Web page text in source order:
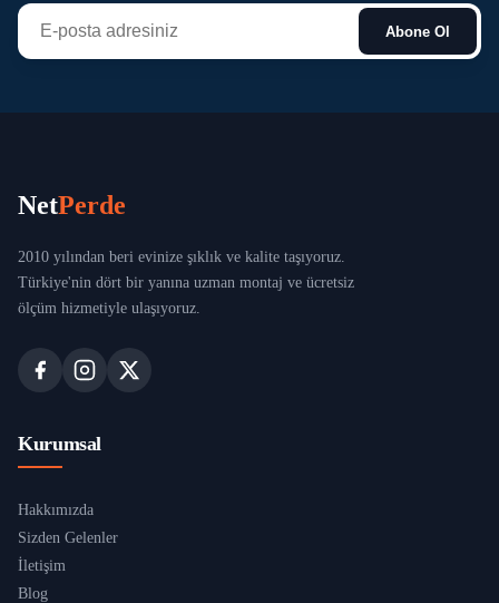
Şile
Ümraniye
Üsküdar
Zeytinburnu
Abone Ol
NetPerde
2010 yılından beri evinize şıklık ve kalite taşıyoruz.
Türkiye'nin dört bir yanına uzman montaj ve ücretsiz
ölçüm hizmetiyle ulaşıyoruz.
Kurumsal
Hakkımızda
Sizden Gelenler
İletişim
Blog